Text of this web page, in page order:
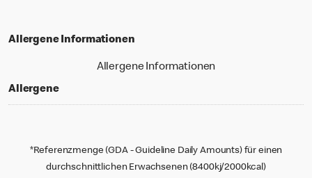
Allergene Informationen
Allergene Informationen
Allergene
*Referenzmenge (GDA - Guideline Daily Amounts) für einen
durchschnittlichen Erwachsenen (8400kj/2000kcal)